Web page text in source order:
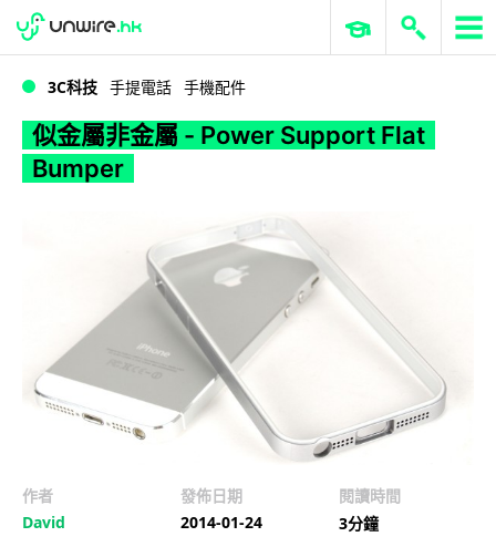
WWDC 2026 ERP 與商業 AI
3C科技 手提電話 手機配件
似金屬非金屬 - Power Support Flat
Bumper
作者
David
發佈日期
2014-01-24
閱讀時間
3分鐘